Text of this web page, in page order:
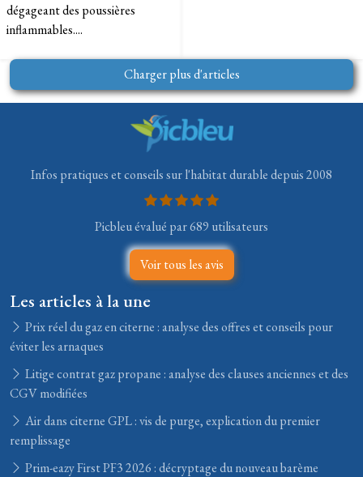
dégageant des poussières
inflammables....
Charger plus d'articles
Infos pratiques et conseils sur l'habitat durable depuis 2008
Picbleu évalué par 689 utilisateurs
Voir tous les avis
Les articles à la une
Prix réel du gaz en citerne : analyse des offres et conseils pour
éviter les arnaques
Litige contrat gaz propane : analyse des clauses anciennes et des
CGV modifiées
Air dans citerne GPL : vis de purge, explication du premier
remplissage
Prim-eazy First PF3 2026 : décryptage du nouveau barème